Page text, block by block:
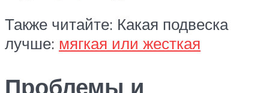
Также читайте: Какая подвеска
лучше: мягкая или жесткая
Проблемы и